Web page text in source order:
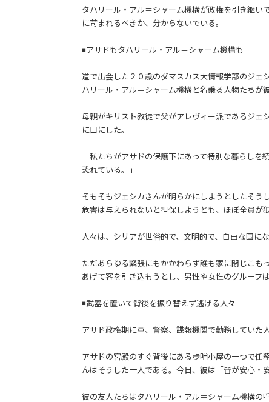
タハリール・アル＝シャーム機構が政権を引き継
に苛まれるべきか、分からないでいる。
◾️アサドもタハリール・アル＝シャーム機構も
道で出会した２０歳のダマスカス大情報学部のジェ
ハリール・アル＝シャーム機構と名乗る人物たちが
母親がキリスト教徒で父がアレヴィー派であるジェ
に口にした。
「私たちがアサドの保護下にあって特別な暮らし
恐れている。」
そもそもジェシカさんが明らかにしようとしたそう
危害は与えられないと担保しようとも、ほぼ全員が
人々は、シリアが世俗的で、文明的で、自由な国に
ただあらゆる緊張にもかかわらず誰も家に閉じこも
あげて客を引き込もうとし、男性や女性のグループ
◾️武器を置いて背後を振り替えず逃げる人々
アサド政権期に軍、警察、諜報機関で勤務していた
アサドの宮殿のすぐ背後にある歩哨小屋の一つで任
んはそうした一人である。今日、彼は「皆が安心・
彼の友人たちはタハリール・アル＝シャーム機構の